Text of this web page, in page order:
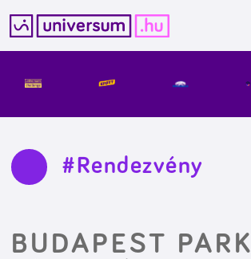
tartalomba
#Rendezvény
BUDAPEST PARK